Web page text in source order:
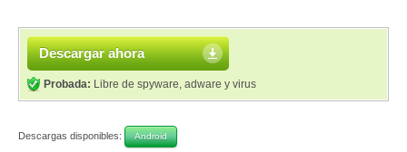
Descargar ahora
Probada: Libre de spyware, adware y virus
Descargas disponibles: Android